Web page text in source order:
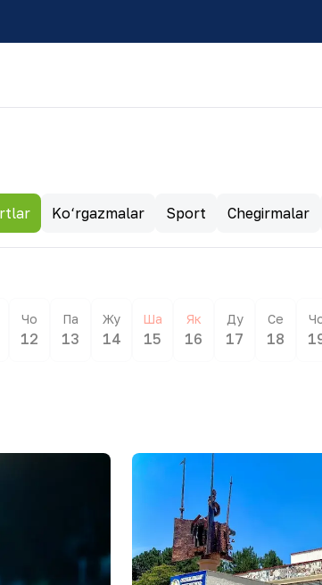
Ko‘rgazmalar Sport Chegirmalar
Чо
12
Па
13
Жу
14
Ша
15
Як
16
Ду
17
Се
18